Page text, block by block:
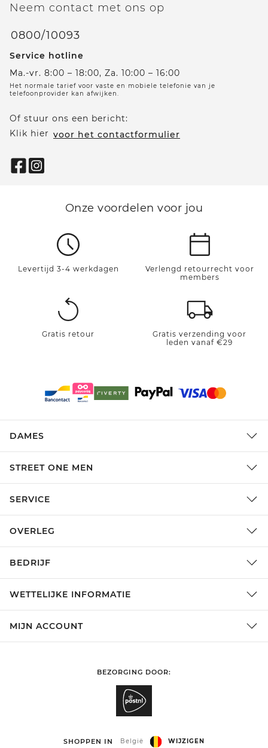
Neem contact met ons op
0800/10093
Service hotline
Ma.-vr. 8:00 – 18:00, Za. 10:00 – 16:00
Het normale tarief voor vaste en mobiele telefonie van je
telefoonprovider kan afwijken.
Of stuur ons een bericht:
Klik hier voor het contactformulier
Onze voordelen voor jou
Levertijd 3-4 werkdagen
Verlengd retourrecht voor
members
Gratis retour
Gratis verzending voor
leden vanaf €29
DAMES
STREET ONE MEN
SERVICE
OVERLEG
BEDRIJF
WETTELIJKE INFORMATIE
MIJN ACCOUNT
BEZORGING DOOR:
SHOPPEN IN België WIJZIGEN